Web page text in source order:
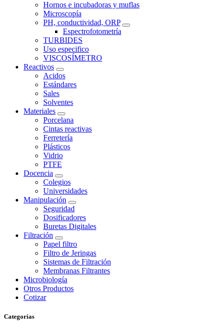
Hornos e incubadoras y muflas
Microscopía
PH, conductividad, ORP
Espectrofotometría
TURBIDES
Uso especifico
VISCOSÍMETRO
Reactivos
Acidos
Estándares
Sales
Solventes
Materiales
Porcelana
Cintas reactivas
Ferretería
Plásticos
Vidrio
PTFE
Docencia
Colegios
Universidades
Manipulación
Seguridad
Dosificadores
Buretas Digitales
Filtración
Papel filtro
Filtro de Jeringas
Sistemas de Filtración
Membranas Filtrantes
Microbiología
Otros Productos
Cotizar
Categorías